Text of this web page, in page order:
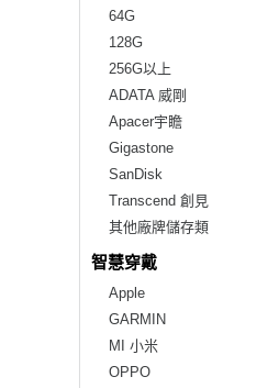
64G
128G
256G以上
ADATA 威剛
Apacer宇瞻
Gigastone
SanDisk
Transcend 創見
其他廠牌儲存類
智慧穿戴
Apple
GARMIN
MI 小米
OPPO